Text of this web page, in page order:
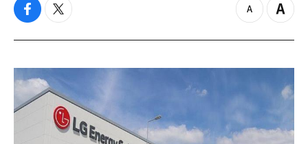
f
c
b
o
o
k
t
i
t
e
r
z
o
o
Z
o
i